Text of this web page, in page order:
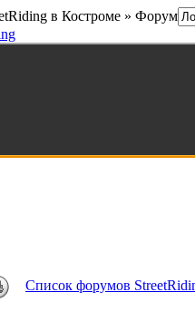
в Костроме » Форум
Список форумов